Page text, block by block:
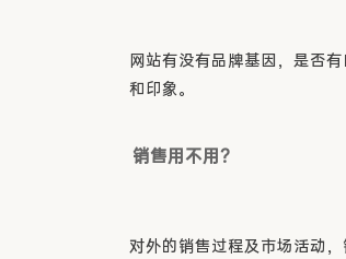
网站有没有品牌基因，是否
和印象。
销售用不用？
对外的销售过程及市场活动